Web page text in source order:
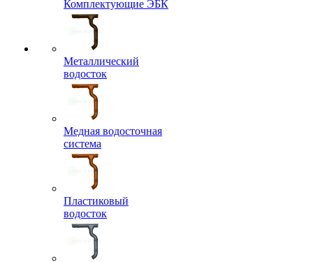
Комплектующие ЭБК
Металлический
водосток
Медная водосточная
система
Пластиковый
водосток